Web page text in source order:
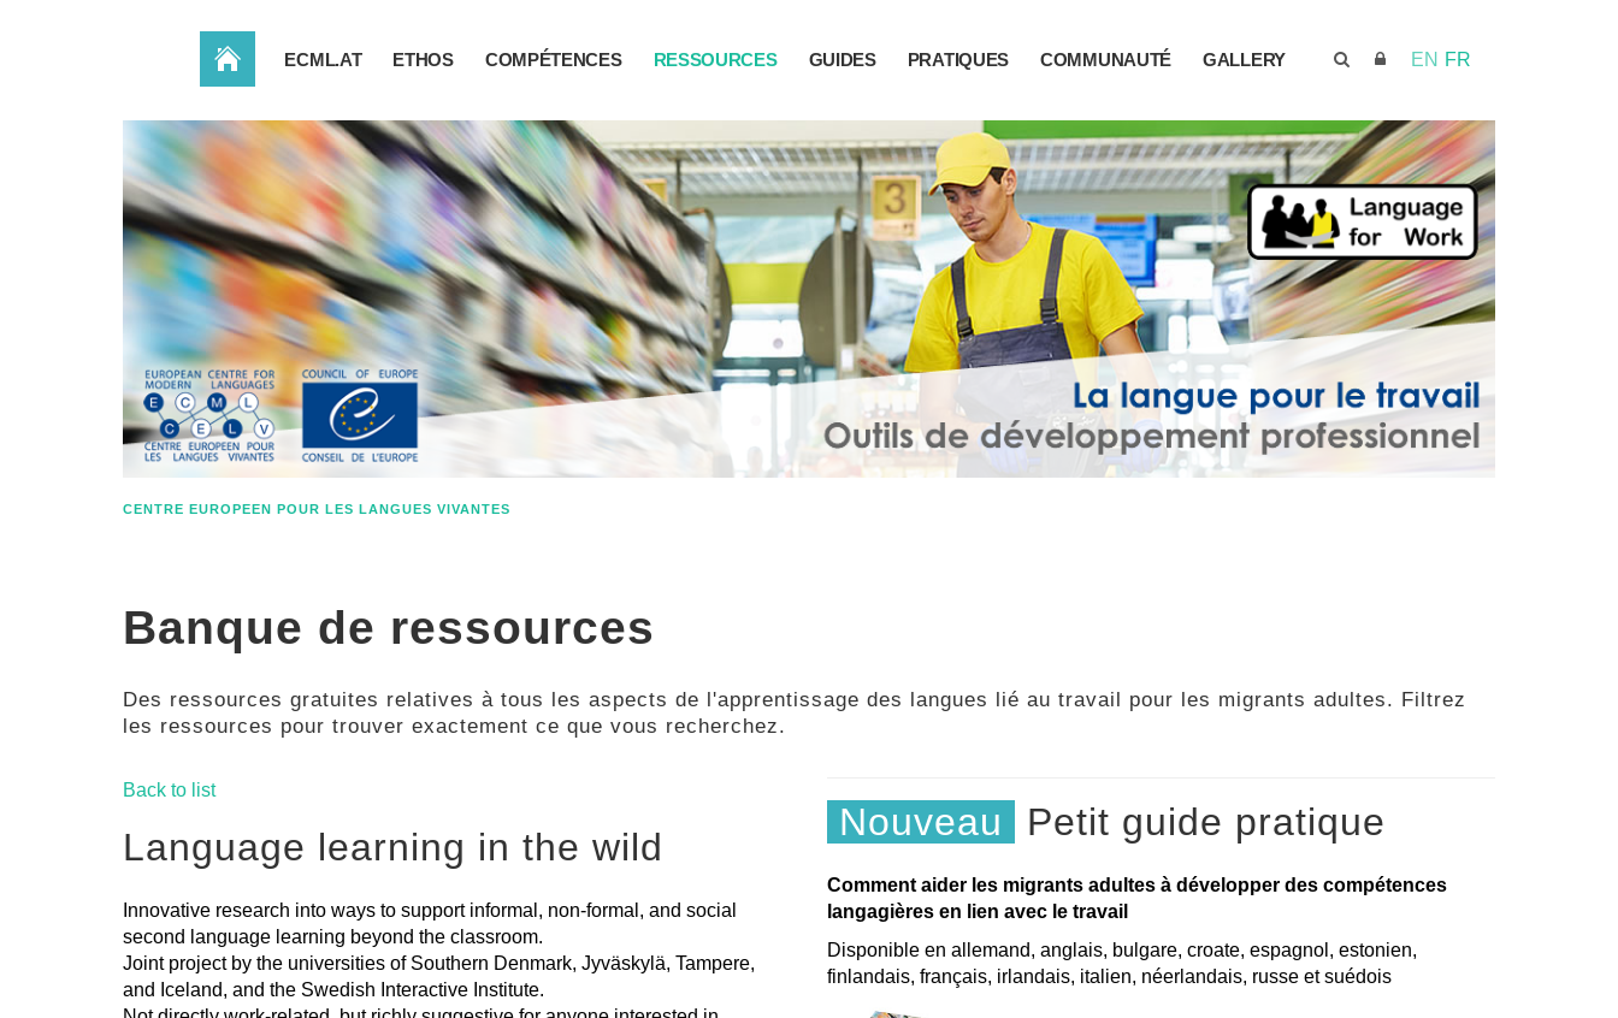
EN FR
ACCUEIL ECML.AT ETHOS COMPÉTENCES RESSOURCES GUIDES PRATIQUES COMMUNAUTÉ GALLERY
CENTRE EUROPEEN POUR LES LANGUES VIVANTES
Banque de ressources
Des ressources gratuites relatives à tous les aspects de l'apprentissage des langues lié au travail pour les migrants adultes. Filtrez
les ressources pour trouver exactement ce que vous recherchez.
Back to list
Language learning in the wild
Innovative research into ways to support informal, non-formal, and social
second language learning beyond the classroom.
Joint project by the universities of Southern Denmark, Jyväskylä, Tampere,
and Iceland, and the Swedish Interactive Institute.
Nouveau Petit guide pratique
Comment aider les migrants adultes à développer des compétences
langagières en lien avec le travail
Disponible en allemand, anglais, bulgare, croate, espagnol, estonien,
finlandais, français, irlandais, italien, néerlandais, russe et suédois